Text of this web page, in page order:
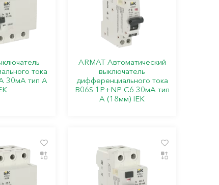
тока
30мА тип A
ARMAT Автоматический
выключатель
дифференциального тока
B06S 1P+NP C6 30мА тип
A (18мм) IEK